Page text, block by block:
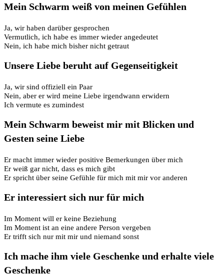
Mein Schwarm weiß von meinen Gefühlen
Ja, wir haben darüber gesprochen
Vermutlich, ich habe es immer wieder angedeutet
Nein, ich habe mich bisher nicht getraut
Unsere Liebe beruht auf Gegenseitigkeit
Ja, wir sind offiziell ein Paar
Nein, aber er wird meine Liebe irgendwann erwidern
Ich vermute es zumindest
Mein Schwarm beweist mir mit Blicken und
Gesten seine Liebe
Er macht immer wieder positive Bemerkungen über mich
Er weiß gar nicht, dass es mich gibt
Er spricht über seine Gefühle für mich mit mir vor anderen
Er interessiert sich nur für mich
Im Moment will er keine Beziehung
Im Moment ist an eine andere Person vergeben
Er trifft sich nur mit mir und niemand sonst
Ich mache ihm viele Geschenke und erhalte viele
Geschenke